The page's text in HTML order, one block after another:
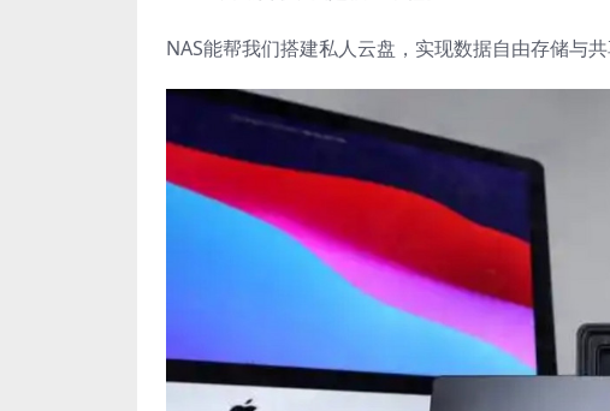
NAS能帮我们搭建私人云盘，实现数据自由存储与